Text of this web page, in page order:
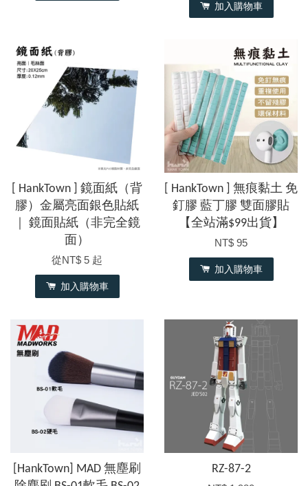
加入購物車
[ HankTown ] 鏡面紙（背
膠）金屬亮面銀色貼紙
｜ 鏡面貼紙（非完全鏡
面）
從NT$ 5 起
加入購物車
[ HankTown ] 無痕黏土 免
釘膠 藍丁膠 雙面膠貼
【全站滿$99出貨】
NT$ 95
加入購物車
[HankTown] MAD 無塵刷
RZ-87-2